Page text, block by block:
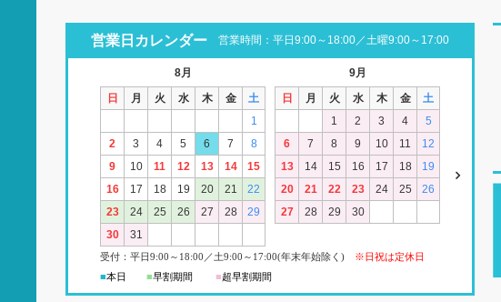
営業日カレンダー 営業時間：平日9:00～18:00／土曜9:00～17:00
8月
日
月 火 水 木 金
土
1
2
3 4 5 6 7
8
9
10 11 12 13 14
15
16
17 18 19 20 21
22
23
24 25 26 27 28
29
30
31
9月
日
月 火 水 木 金
土
1
2 3 4
5
6
7 8 9 10 11
12
13
14 15 16 17 18
19
20
21 22 23 24 25
26
27
28 29 30
受付：平日9:00 ～18:00 ／ 土9:00 ～ 17:00(年末年始除く) ※日祝は定休日
■本日 ■早割期間 ■超早割期間